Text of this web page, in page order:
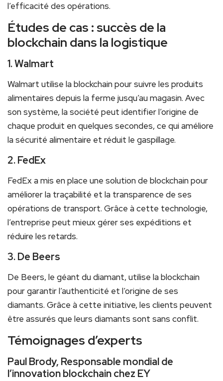
l’efficacité des opérations.
Études de cas : succès de la
⁣blockchain dans la logistique
1. Walmart
Walmart utilise‌ la blockchain⁢ pour suivre‍ les produits
alimentaires‍ depuis​ la ‌ferme jusqu’au magasin. Avec
son système, la société peut identifier l’origine ‌de
chaque produit en quelques secondes,⁢ ce qui améliore
la ‍sécurité alimentaire et réduit le‍ gaspillage.
2. FedEx
FedEx a ‍mis en place une solution de blockchain pour
améliorer la traçabilité et la transparence de ses⁣
opérations de transport. Grâce à cette technologie,
l’entreprise‌ peut mieux gérer ses expéditions et
réduire ​les retards.
3. De Beers
De Beers, le géant ‌du diamant, utilise la blockchain
⁤pour​ garantir l’authenticité et l’origine de ses
diamants. Grâce à cette initiative, les clients peuvent
être assurés que leurs diamants sont sans⁢ conflit.
Témoignages d’experts
Paul Brody, Responsable⁢ mondial de
l’innovation blockchain chez EY